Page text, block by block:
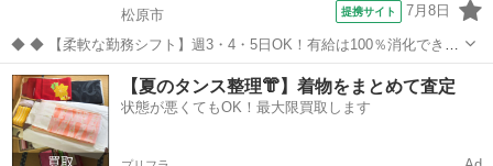
松原市
提携サイト 7月8日
◆ ◆ 【柔軟な勤務シフト】週3・4・5日OK！有給は100％消化できま
す！ お休みは事前申請すれば柔軟に対応します。 自分らしい勤務スタ
イル・長期的に働きたい方必見！ スキルを身につけながら、介護経験
を積むことができま...
大阪 松原市 介護
【夏のタンス整理👘】着物をまとめて査定
状態が悪くてもOK！最大限買取します